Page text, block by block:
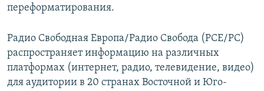
переформатирования.
Радио Свободная Европа/Радио Свобода (РСЕ/РС)
распространяет информацию на различных
платформах (интернет, радио, телевидение, видео)
для аудитории в 20 странах Восточной и Юго-